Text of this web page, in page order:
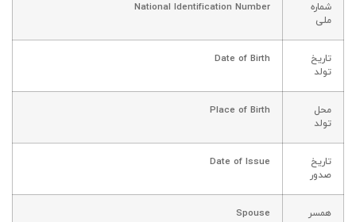
شماره
ملی
National Identification Number
تاریخ
تولد
Date of Birth
محل
تولد
Place of Birth
تاریخ
صدور
Date of Issue
همسر Spouse